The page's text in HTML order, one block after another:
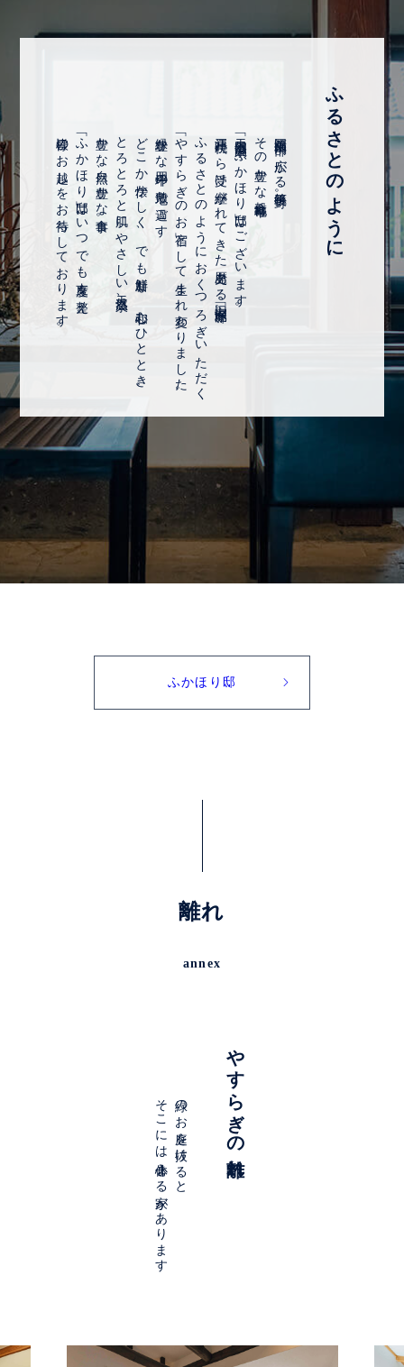
ふるさとのように
福岡県南部に広がる筑後平野。
その豊かな穀倉地帯に
「天然田園温泉 ふかほり邸」はございます。
江戸時代から受け継がれてきた歴史ある旧家「深堀邸」。
ふるさとのようにおくつろぎいただく
「やすらぎのお宿」として生まれ変わりました。
緑豊かな四千坪の敷地で過ごす
どこか懐かしく、でも新鮮な、心和むひととき。
とろとろと肌にやさしい天然温泉、
豊かな自然、豊かな食事。
「ふかほり邸」はいつでも支度を整え、
皆様のお越しをお待ちしております。
ふかほり邸
離れ
annex
やすらぎの離れ
緑のお庭を抜けると
そこには心休まる家があります